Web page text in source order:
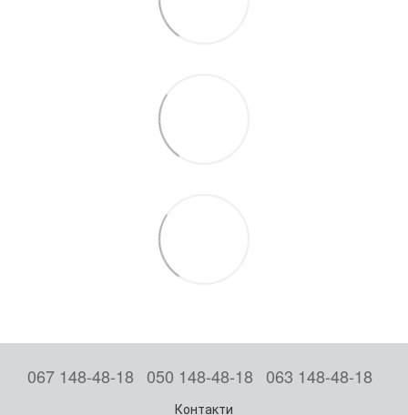
067 148-48-18 050 148-48-18 063 148-48-18
Контакти